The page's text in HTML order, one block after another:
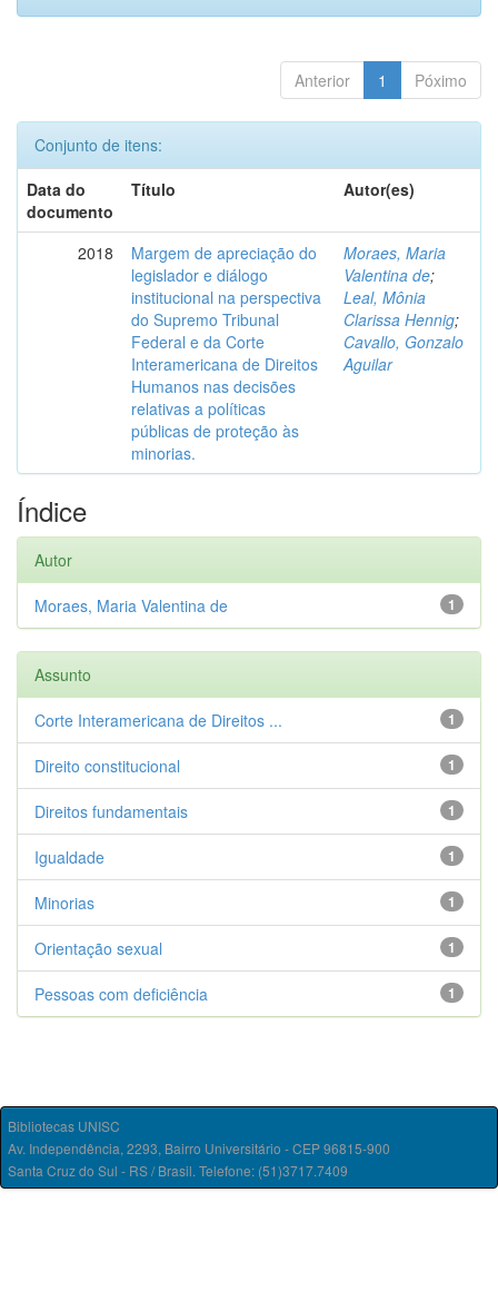
Anterior 1 Póximo
Conjunto de itens:
Data do
documento
Título Autor(es)
2018
Margem de apreciação do
legislador e diálogo
institucional na perspectiva
do Supremo Tribunal
Federal e da Corte
Interamericana de Direitos
Humanos nas decisões
relativas a políticas
públicas de proteção às
minorias.
Moraes, Maria
Valentina de;
Leal, Mônia
Clarissa Hennig;
Cavallo, Gonzalo
Aguilar
Índice
Autor
1
Moraes, Maria Valentina de
Assunto
1
Corte Interamericana de Direitos ...
1
Direito constitucional
1
Direitos fundamentais
1
Igualdade
1
Minorias
1
Orientação sexual
1
Pessoas com deficiência
Bibliotecas UNISC
Av. Independência, 2293, Bairro Universitário - CEP 96815-900
Santa Cruz do Sul - RS / Brasil. Telefone: (51)3717.7409